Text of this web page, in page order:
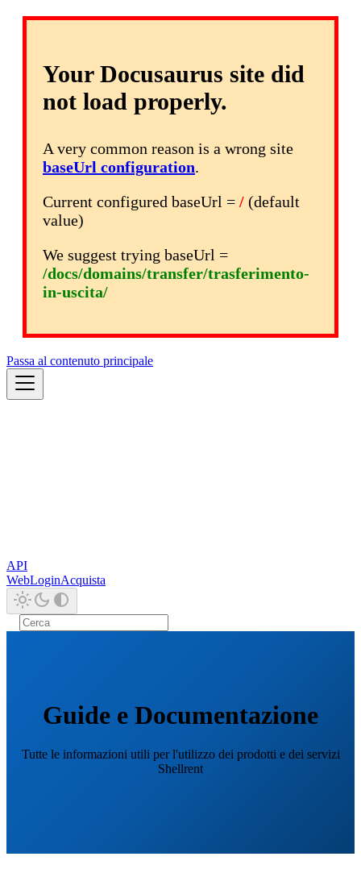
Your Docusaurus site did
not load properly.
A very common reason is a wrong site
baseUrl configuration.
Current configured baseUrl = / (default
value)
We suggest trying baseUrl =
/docs/domains/transfer/trasferimento-
in-uscita/
Passa al contenuto principale
API
WebLoginAcquista
Guide e Documentazione
Tutte le informazioni utili per l'utilizzo dei prodotti e dei servizi
Shellrent